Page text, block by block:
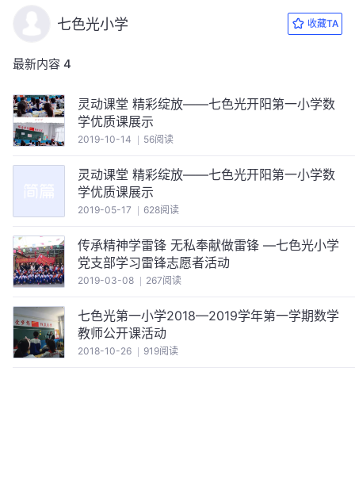
七色光小学 收藏TA
最新内容 4
灵动课堂 精彩绽放——七色光开阳第一小学数
学优质课展示
2019-10-14 56阅读
灵动课堂 精彩绽放——七色光开阳第一小学数
学优质课展示
2019-05-17 628阅读
传承精神学雷锋 无私奉献做雷锋 —七色光小学
党支部学习雷锋志愿者活动
2019-03-08 267阅读
七色光第一小学2018—2019学年第一学期数学
教师公开课活动
2018-10-26 919阅读